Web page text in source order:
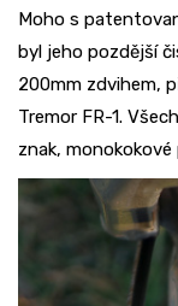
Moho s
byl jeho pozdější
200mm zdvihem,
Tremor FR-1.
znak,